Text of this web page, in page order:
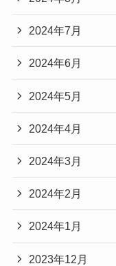
2024年7月
2024年6月
2024年5月
2024年4月
2024年3月
2024年2月
2024年1月
2023年12月